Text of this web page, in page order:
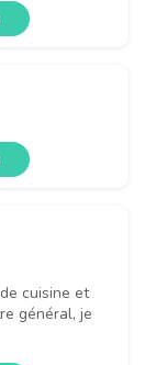
cuisine et
général, je